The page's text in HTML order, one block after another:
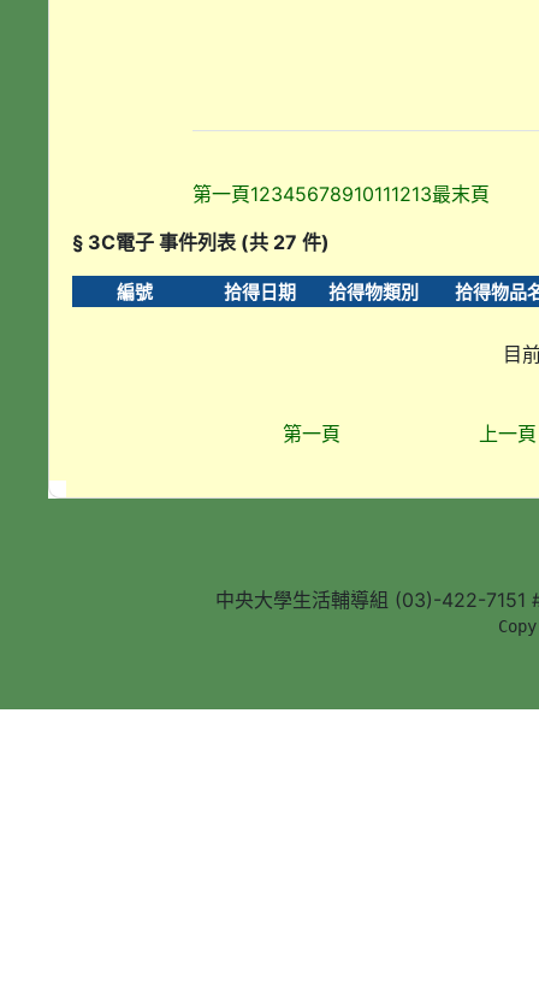
第一頁12345678910111213最末頁
§ 3C電子 事件列表 (共 27 件)
編號 拾得日期 拾得物類別 拾得物品
目
第一頁 上一頁
中央大學生活輔導組 (03)-422-7151